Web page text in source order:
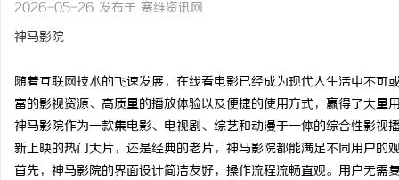
2026-05-26 发布于 赛维资讯网
神马影院
随着互联网技术的飞速发展，在线看电影已经成为现代人生活中不
富的影视资源、高质量的播放体验以及便捷的使用方式，赢得了大量
神马影院作为一款集电影、电视剧、综艺和动漫于一体的综合性影
新上映的热门大片，还是经典的老片，神马影院都能满足不同用户的
首先，神马影院的界面设计简洁友好，操作流程流畅直观。用户无